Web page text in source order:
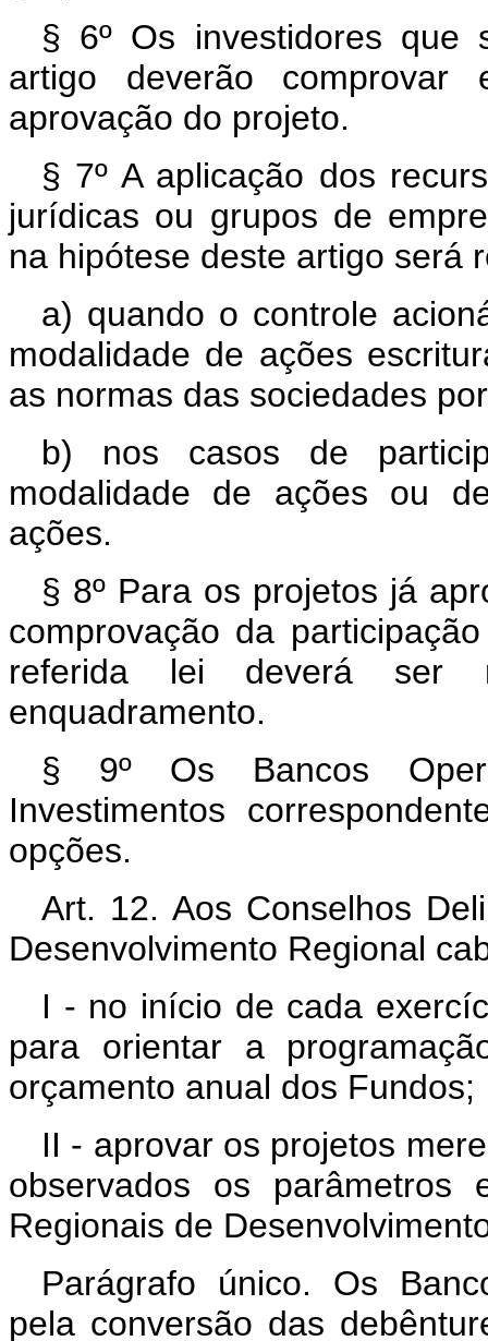
§ 6º Os investidores que
artigo deverão comprovar
aprovação do projeto.
§ 7º A aplicação dos
jurídicas ou grupos de
na hipótese deste artigo será
a) quando o controle
modalidade de ações
as normas das sociedades
b) nos casos de
modalidade de ações ou
ações.
§ 8º Para os projetos já
comprovação da
referida lei deverá ser
enquadramento.
§ 9º Os Bancos
Investimentos
opções.
Art. 12. Aos Conselhos
Desenvolvimento Regional
I - no início de cada
para orientar a
orçamento anual dos Fundos;
II - aprovar os projetos
observados os parâmetros
Regionais de
Parágrafo único. Os
pela conversão das